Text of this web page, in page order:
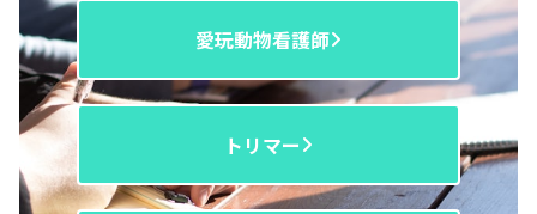
愛玩動物看護師
トリマー